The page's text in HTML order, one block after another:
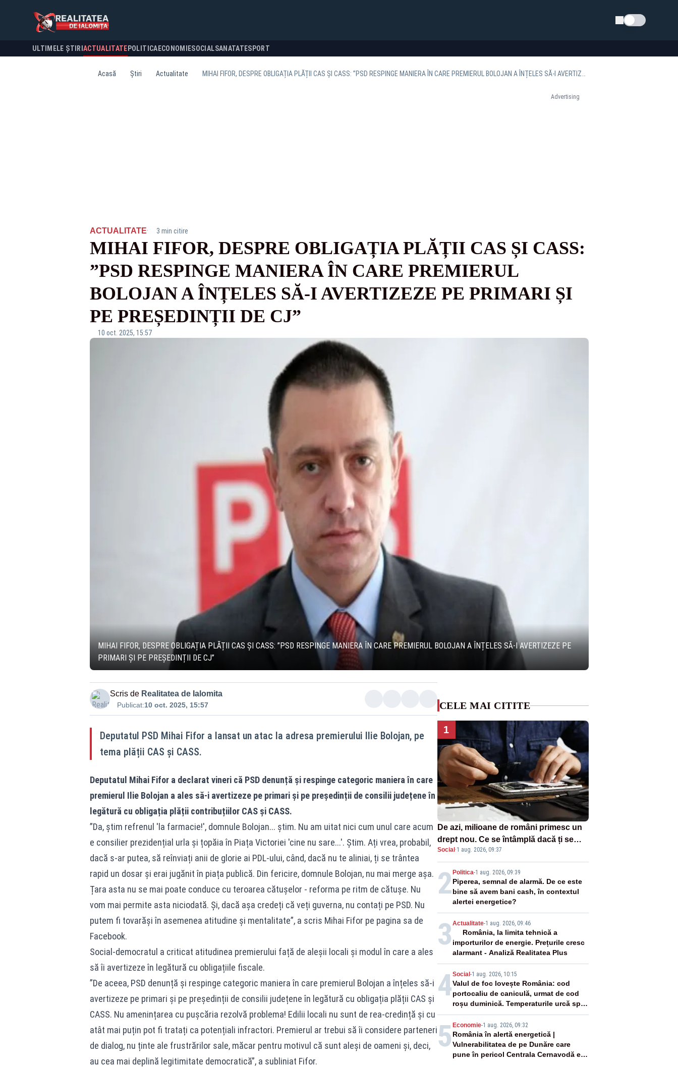
Schimba tema
ULTIMELE ȘTIRI ACTUALITATE POLITICA ECONOMIESOCIALSANATATESPORT
Acasă Știri Actualitate
Advertising
ACTUALITATE· 3 min citire
MIHAI FIFOR, DESPRE OBLIGAȚIA PLĂȚII CAS ȘI CASS:
”PSD RESPINGE MANIERA ÎN CARE PREMIERUL
BOLOJAN A ÎNȚELES SĂ-I AVERTIZEZE PE PRIMARI ȘI
PE PREȘEDINȚII DE CJ”
10 oct. 2025, 15:57
MIHAI FIFOR, DESPRE OBLIGAȚIA PLĂȚII CAS ȘI CASS: ”PSD RESPINGE MANIERA ÎN CARE PREMIERUL BOLOJAN A ÎNȚELES SĂ-I AVERTIZEZE PE
PRIMARI ȘI PE PREȘEDINȚII DE CJ”
Scris de Realitatea de Ialomita
Publicat:10 oct. 2025, 15:57
Deputatul PSD Mihai Fifor a lansat un atac la adresa premierului Ilie Bolojan, pe
tema plății CAS și CASS.
Deputatul Mihai Fifor a declarat vineri că PSD denunță și respinge categoric maniera în care
premierul Ilie Bolojan a ales să-i avertizeze pe primari și pe președinții de consilii județene în
legătură cu obligația plății contribuțiilor CAS și CASS.
”Da, știm refrenul 'la farmacie!', domnule Bolojan... știm. Nu am uitat nici cum unul care acum
e consilier prezidențial urla și țopăia în Piața Victoriei 'cine nu sare...'. Știm. Ați vrea, probabil,
dacă s-ar putea, să reînviați anii de glorie ai PDL-ului, când, dacă nu te aliniai, ți se trântea
rapid un dosar și erai jugănit în piața publică. Din fericire, domnule Bolojan, nu mai merge așa.
Țara asta nu se mai poate conduce cu teroarea cătușelor - reforma pe ritm de cătușe. Nu
vom mai permite asta niciodată. Și, dacă așa credeți că veți guverna, nu contați pe PSD. Nu
putem fi tovarăși în asemenea atitudine și mentalitate”, a scris Mihai Fifor pe pagina sa de
Facebook.
Social-democratul a criticat atitudinea premierului față de aleșii locali și modul în care a ales
să îi avertizeze în legătură cu obligațiile fiscale.
”De aceea, PSD denunță și respinge categoric maniera în care premierul Bolojan a înțeles să-i
avertizeze pe primari și pe președinții de consilii județene în legătură cu obligația plății CAS și
CASS. Nu amenințarea cu pușcăria rezolvă problema! Edilii locali nu sunt de rea-credință și cu
atât mai puțin pot fi tratați ca potențiali infractori. Premierul ar trebui să îi considere parteneri
de dialog, nu ținte ale frustrărilor sale, măcar pentru motivul că sunt aleși de oameni și, deci,
au cea mai deplină legitimitate democratică”, a subliniat Fifor.
CELE MAI CITITE
1
De azi, milioane de români primesc un
drept nou. Ce se întâmplă dacă ți se
strică un produs
Social ·1 aug. 2026, 09:37
2 Politica-1 aug. 2026, 09:39
Piperea, semnal de alarmă. De ce este
bine să avem bani cash, în contextul
alertei energetice?
3 Actualitate-1 aug. 2026, 09:46
România, la limita tehnică a
importurilor de energie. Prețurile cresc
alarmant - Analiză Realitatea Plus
4Social -1 aug. 2026, 10:15
Valul de foc lovește România: cod
portocaliu de caniculă, urmat de cod
roșu duminică. Temperaturile urcă spre
40°C
5 Economie-1 aug. 2026, 09:32
România în alertă energetică |
Vulnerabilitatea de pe Dunăre care
pune în pericol Centrala Cernavodă era